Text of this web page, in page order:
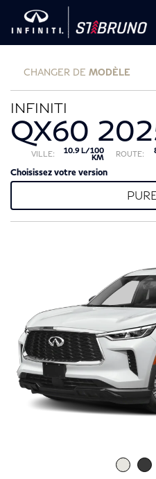
CHANGER DE MODÈLE
INFINITI
QX60
VILLE:
10.9 L/100
KM
ROUTE:
Choisissez votre version